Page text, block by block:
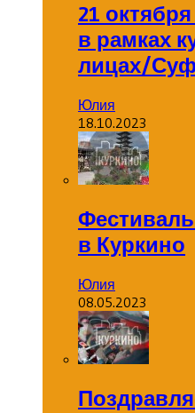
21
в рамках
лицах/
Юлия
18.10.2023
в Куркино
Юлия
08.05.2023